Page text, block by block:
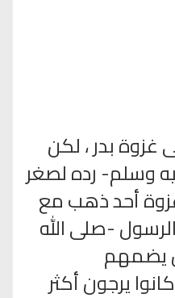
بدر ، لكن
وسلم- رده لصغر
أحد ذهب مع
-صلى الله
يضمهم
يرجون أكثر